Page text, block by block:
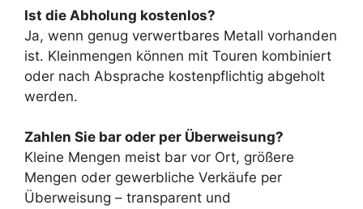
Ist die Abholung kostenlos?
Ja, wenn genug verwertbares Metall vorhanden
ist. Kleinmengen können mit Touren kombiniert
oder nach Absprache kostenpflichtig abgeholt
werden.
Zahlen Sie bar oder per Überweisung?
Kleine Mengen meist bar vor Ort, größere
Mengen oder gewerbliche Verkäufe per
Überweisung – transparent und